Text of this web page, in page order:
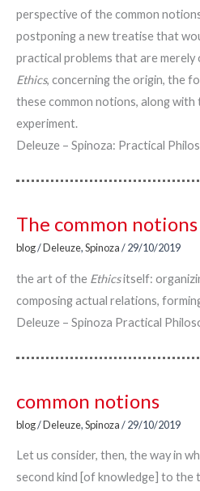
perspective of the common
postponing a new treatise that
practical problems that are
Ethics, concerning the origin, the
these common notions, along
experiment.
Deleuze – Spinoza: Practical
The common
blog/Deleuze,Spinoza/29/10/2019
the art of the Ethicsitself:
composing actual relations,
Deleuze – Spinoza Practical
common notions
blog/Deleuze,Spinoza/29/10/2019
Let us consider, then, the way in
second kind [of knowledge] to the